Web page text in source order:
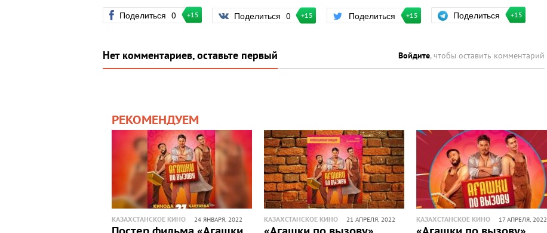
Поделиться 0 +15 Поделиться 0 +15 Поделиться +15 Поделиться +15
Нет комментариев, оставьте первый Войдите, чтобы оставить комментарий
РЕКОМЕНДУЕМ
КАЗАХСТАНСКОЕ КИНО 24 ЯНВАРЯ, 2022 КАЗАХСТАНСКОЕ КИНО 21 АПРЕЛЯ, 2022 КАЗАХСТАНСКОЕ КИНО 17 АПРЕЛЯ, 2022